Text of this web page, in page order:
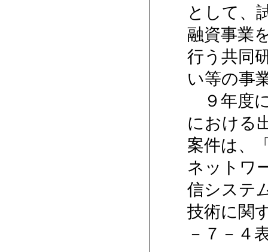
として、
融資事業
行う共同
い等の事
９年度
における
案件は、
ネットワ
信システ
技術に関
－７－４